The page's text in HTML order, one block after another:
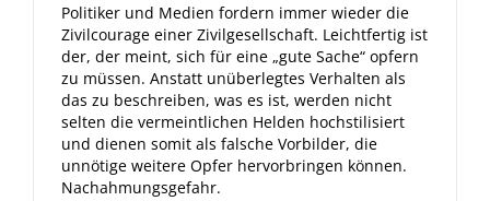
Politiker und Medien fordern immer wieder die
Zivilcourage einer Zivilgesellschaft. Leichtfertig ist
der, der meint, sich für eine „gute Sache“ opfern
zu müssen. Anstatt unüberlegtes Verhalten als
das zu beschreiben, was es ist, werden nicht
selten die vermeintlichen Helden hochstilisiert
und dienen somit als falsche Vorbilder, die
unnötige weitere Opfer hervorbringen können.
Nachahmungsgefahr.